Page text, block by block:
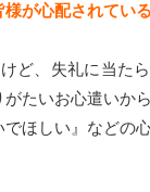
様が心配されてい
ど、失礼に当た
たいお心遣いか
ほしい』などの